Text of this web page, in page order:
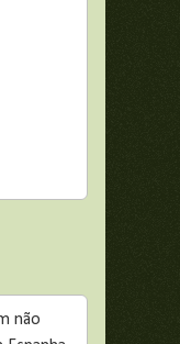
não